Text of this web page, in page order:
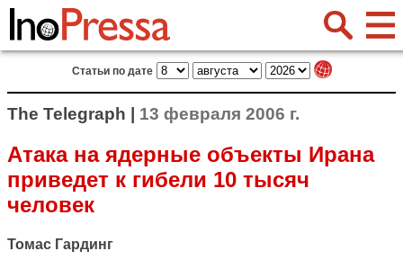
Статьи по дате
The Telegraph | 13 февраля 2006 г.
Атака на ядерные объекты Ирана
приведет к гибели 10 тысяч
человек
Томас Гардинг